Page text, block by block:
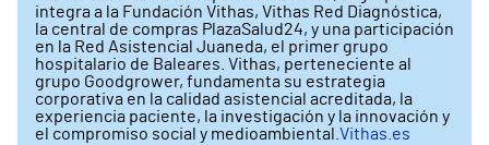
integra a la Fundación Vithas, Vithas Red Diagnóstica,
la central de compras PlazaSalud24, y una participación
en la Red Asistencial Juaneda, el primer grupo
hospitalario de Baleares. Vithas, perteneciente al
grupo Goodgrower, fundamenta su estrategia
corporativa en la calidad asistencial acreditada, la
experiencia paciente, la investigación y la innovación y
el compromiso social y medioambiental. Vithas.es